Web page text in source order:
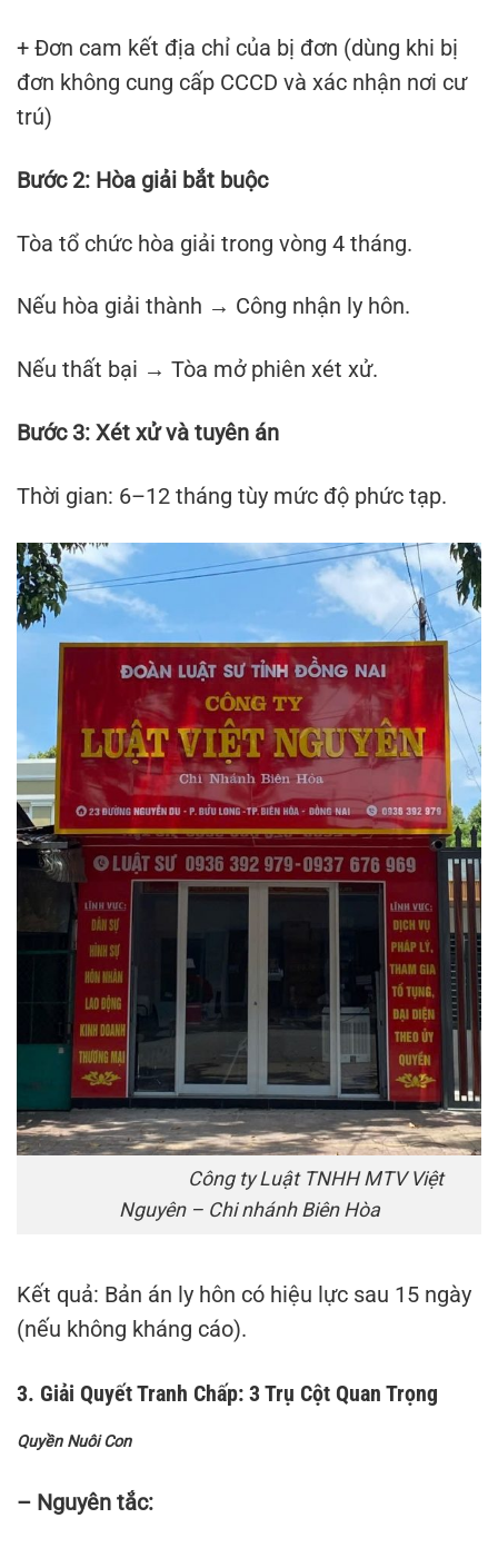
+ Đơn cam kết địa chỉ của bị đơn (dùng khi bị
đơn không cung cấp CCCD và xác nhận nơi cư
trú)
Bước 2: Hòa giải bắt buộc
Tòa tổ chức hòa giải trong vòng 4 tháng.
Nếu hòa giải thành → Công nhận ly hôn.
Nếu thất bại → Tòa mở phiên xét xử.
Bước 3: Xét xử và tuyên án
Thời gian: 6–12 tháng tùy mức độ phức tạp.
Công ty Luật TNHH MTV Việt
Nguyên – Chi nhánh Biên Hòa
Kết quả: Bản án ly hôn có hiệu lực sau 15 ngày
(nếu không kháng cáo).
3. Giải Quyết Tranh Chấp: 3 Trụ Cột Quan Trọng
Quyền Nuôi Con
– Nguyên tắc: